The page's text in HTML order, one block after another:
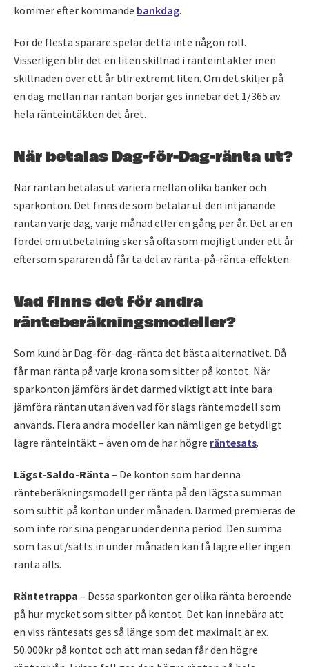
kommer efter kommande bankdag.
För de flesta sparare spelar detta inte någon roll.
Visserligen blir det en liten skillnad i ränteintäkter men
skillnaden över ett år blir extremt liten. Om det skiljer på
en dag mellan när räntan börjar ges innebär det 1/365 av
hela ränteintäkten det året.
När betalas Dag-för-Dag-ränta ut?
När räntan betalas ut variera mellan olika banker och
sparkonton. Det finns de som betalar ut den intjänande
räntan varje dag, varje månad eller en gång per år. Det är en
fördel om utbetalning sker så ofta som möjligt under ett år
eftersom spararen då får ta del av ränta-på-ränta-effekten.
Vad finns det för andra
ränteberäkningsmodeller?
Som kund är Dag-för-dag-ränta det bästa alternativet. Då
får man ränta på varje krona som sitter på kontot. När
sparkonton jämförs är det därmed viktigt att inte bara
jämföra räntan utan även vad för slags räntemodell som
används. Flera andra modeller kan nämligen ge betydligt
lägre ränteintäkt – även om de har högre räntesats.
Lägst-Saldo-Ränta – De konton som har denna
ränteberäkningsmodell ger ränta på den lägsta summan
som suttit på konton under månaden. Därmed premieras de
som inte rör sina pengar under denna period. Den summa
som tas ut/sätts in under månaden kan få lägre eller ingen
ränta alls.
Räntetrappa – Dessa sparkonton ger olika ränta beroende
på hur mycket som sitter på kontot. Det kan innebära att
en viss räntesats ges så länge som det maximalt är ex.
50.000kr på kontot och att man sedan får den högre